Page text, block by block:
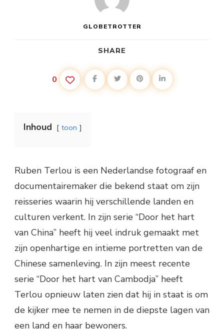
GLOBETROTTER
SHARE
0
Inhoud toon
Ruben Terlou is een Nederlandse fotograaf en
documentairemaker die bekend staat om zijn
reisseries waarin hij verschillende landen en
culturen verkent. In zijn serie “Door het hart
van China” heeft hij veel indruk gemaakt met
zijn openhartige en intieme portretten van de
Chinese samenleving. In zijn meest recente
serie “Door het hart van Cambodja” heeft
Terlou opnieuw laten zien dat hij in staat is om
de kijker mee te nemen in de diepste lagen van
een land en haar bewoners.